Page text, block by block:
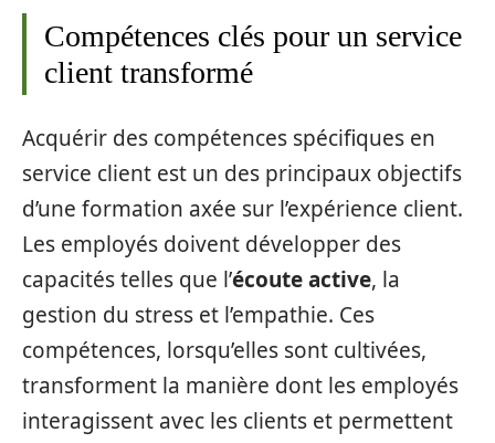
Compétences clés pour un service
client transformé
Acquérir des compétences spécifiques en
service client est un des principaux objectifs
d’une formation axée sur l’expérience client.
Les employés doivent développer des
capacités telles que l’écoute active, la
gestion du stress et l’empathie. Ces
compétences, lorsqu’elles sont cultivées,
transforment la manière dont les employés
interagissent avec les clients et permettent